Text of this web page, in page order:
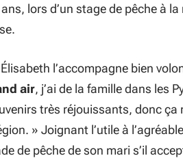
lors d’un stage de pêche à
l’accompagne bien
air, j’ai de la famille dans les
très réjouissants, donc ça
» Joignant l’utile à
de pêche de son mari s’il